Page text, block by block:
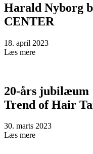
Harald Nyborg
CENTER
18. april 2023
Læs mere
20-års jubilæum
Trend of Hair
30. marts 2023
Læs mere